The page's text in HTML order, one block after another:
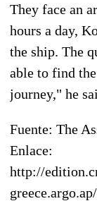
They face an
hours a day,
the ship. The
able to find
journey," he
Fuente: The
Enlace:
http://